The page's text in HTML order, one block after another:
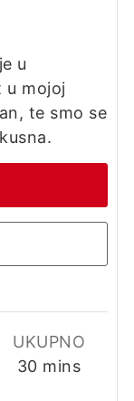
u
u mojoj
te smo se
UKUPNO
30minutes
mins